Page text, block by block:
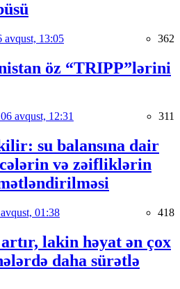
avqust, 13:05 362
öz “TRIPP”lərini
06 avqust, 12:31 311
su balansına dair
və zəifliklərin
01:38 418
lakin həyat ən çox
daha sürətlə